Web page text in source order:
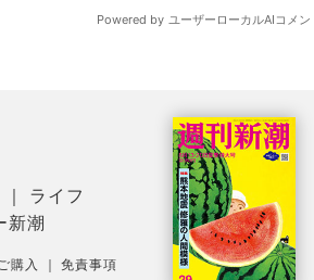
ライフ
新潮
ご購入 ｜免責事項